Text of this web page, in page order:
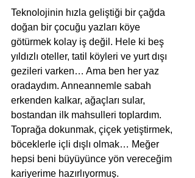
Teknolojinin hızla geliştiği bir çağda
doğan bir çocuğu yazları köye
götürmek kolay iş değil. Hele ki beş
yıldızlı oteller, tatil köyleri ve yurt dışı
gezileri varken… Ama ben her yaz
oradaydım. Anneannemle sabah
erkenden kalkar, ağaçları sular,
bostandan ilk mahsulleri toplardım.
Toprağa dokunmak, çiçek yetiştirmek,
böceklerle içli dışlı olmak… Meğer
hepsi beni büyüyünce yön vereceğim
kariyerime hazırlıyormuş.